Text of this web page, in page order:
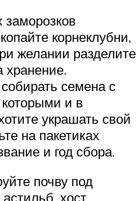
корнеклубни,
желании разделите
хранение.
семена с
и в
украшать свой
на пакетиках
и год сбора.
почву под
хост,